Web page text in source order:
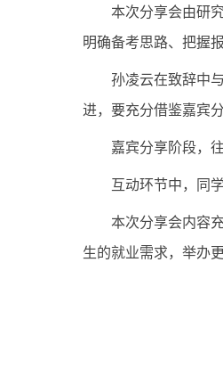
本次分享会由研
明确备考思路、把握
孙凌云在致辞中
进，要充分借鉴嘉宾
嘉宾分享阶段，
互动环节中，同
本次分享会内容
生的就业需求，举办